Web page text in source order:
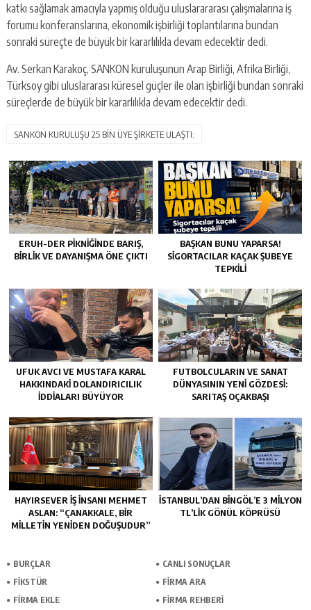
katkı sağlamak amacıyla yapmış olduğu uluslarararası çalışmalarına iş
forumu konferanslarına, ekonomik işbirliği toplantılarına bundan
sonraki süreçte de büyük bir kararlılıkla devam edecektir dedi.
Av. Serkan Karakoç, SANKON kuruluşunun Arap Birliği, Afrika Birliği,
Türksoy gibi uluslararası küresel güçler ile olan işbirliği bundan sonraki
süreçlerde de büyük bir kararlılıkla devam edecektir dedi.
SANKON KURULUŞU 25 BİN ÜYE ŞİRKETE ULAŞTI:
ERUH-DER PIKNIĞINDE BARIŞ,
BIRLIK VE DAYANIŞMA ÖNE ÇIKTI
BAŞKAN BUNU YAPARSA!
SIGORTACILAR KAÇAK ŞUBEYE
TEPKILI
UFUK AVCI VE MUSTAFA KARAL
HAKKINDAKI DOLANDIRICILIK
İDDIALARI BÜYÜYOR
FUTBOLCULARIN VE SANAT
DÜNYASININ YENI GÖZDESI:
SARITAŞ OÇAKBAŞI
HAYIRSEVER İŞ İNSANI MEHMET
ASLAN: “ÇANAKKALE, BIR
MILLETIN YENIDEN DOĞUŞUDUR”
İSTANBUL’DAN BINGÖL’E 3 MILYON
TL’LIK GÖNÜL KÖPRÜSÜ
BURÇLAR
CANLI SONUÇLAR
FİKSTÜR
FİRMA ARA
FİRMA EKLE
FİRMA REHBERİ